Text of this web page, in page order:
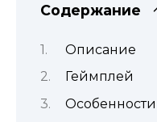
Содержание
Описание
Геймплей
Особенности